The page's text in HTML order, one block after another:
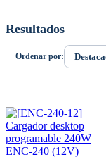
Resultados
Ordenar por: